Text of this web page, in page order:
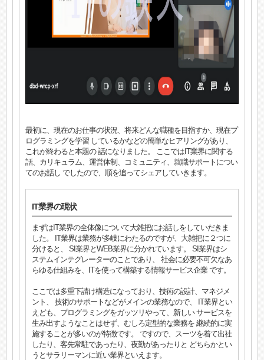
最初に、現在のお仕事の状況、将来どんな職種を目指すか、現在プ
ログラミングを学習 しているかなどの簡単なヒアリングがあり、
これが終わると本題の 話になりました。 ここではIT業界に関する
話、カリキュラム、運営体制、コミュニティ、就職サポートについ
てのお話し でしたので、順を追ってシェアしていきます。
IT業界の現状
まずはIT業界の全体像について大雑把にお話しをしていだきま
した。 IT業界は業務が多岐にわたるのですが、大雑把に２つに
分けると、 SI業界とWEB業界に分かれています。 SI業界はシ
ステムインテグレーターのことであり、 社会に必要不可欠なあ
らゆる仕組みを、ITを使って構築する情報サービス企業 です。
ここでは多重下請け構造になっており、技術の設計、マネジメ
ント、 技術のサポートなどがメインの業務なので、 IT業界とい
えども、プログラミングをガッツリやって、新しい サービスを
生み出すようなことはせず、むしろ定型的な業務を 継続的に実
施することが多いのが特徴です。 ですので、スーツを着て出社
したり、客先常駐であったり、夜勤があったりと どちらかとい
うとサラリーマンに近い業界といえます。